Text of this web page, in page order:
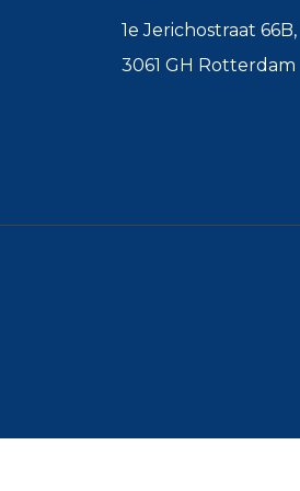
1e Jerichostraat 66B,
3061 GH Rotterdam